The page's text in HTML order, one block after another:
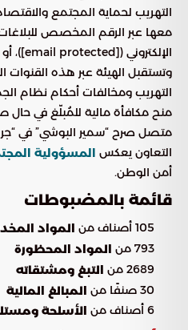
التهريب لحماية المجتمع
وتستقبل الهيئة عبر هذه القنوات
التهريب ومخالفات أحكام نظام
منح مكافأة مالية للمُبلّغ في
متصل صرح “سمير البوشي” في
التعاون يعكس المسؤولية
أمن الوطن.
قائمة بالمضبوطات
105 أصناف من
المواد
793 من
المواد المحظورة
2689 من
التبغ ومشتقاته
30 صنفًا من
المبالغ المالية
6 أصناف من
الأسلحة